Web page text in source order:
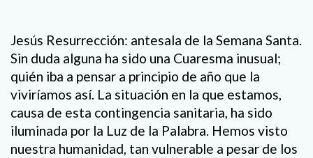
Jesús Resurrección: antesala de la Semana Santa.
Sin duda alguna ha sido una Cuaresma inusual;
quién iba a pensar a principio de año que la
viviríamos así. La situación en la que estamos,
causa de esta contingencia sanitaria, ha sido
iluminada por la Luz de la Palabra. Hemos visto
nuestra humanidad, tan vulnerable a pesar de los